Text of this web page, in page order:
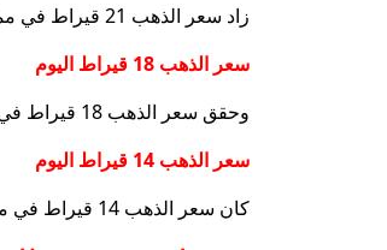
زاد سعر الذهب 21 قيراط في مملكة المملكة العربية السعودية اليوم ، يوم الجمعة ، 31 يناير ، إلى 284.91 SAR للبيع ، أي ما يعادل 75.98 دولار.
سعر الذهب 18 قيراط اليوم
وحقق سعر الذهب 18 قيراط في مملكة المملكة العربية السعودية اليوم ، يوم الجمعة 31 يناير ، حوالي 244.21 من الرياضات السعودية للبيع ، مقارنة بـ 65.12 دولار.
سعر الذهب 14 قيراط اليوم
كان سعر الذهب 14 قيراط في مملكة المملكة العربية السعودية اليوم ، يوم الجمعة 31 يناير ، 189.94 SAR للبيع ، أي ما يعادل 50.65 دولار أمريكي.